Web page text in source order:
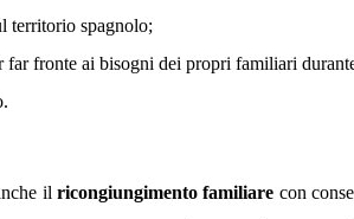
territorio spagnolo;
fronte ai bisogni dei propri familiari
ilricongiungimento familiare con